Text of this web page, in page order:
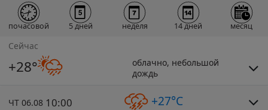
почасовой 5 дней неделя 14 дней месяц
Сейчас
+28°
облачно, небольшой
дождь
ЧТ 06.08 10:00 +27°C